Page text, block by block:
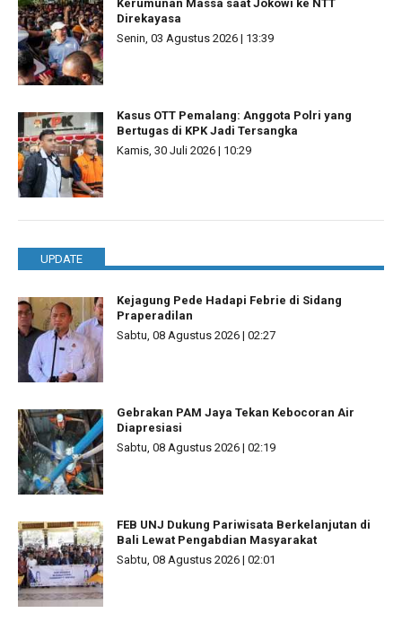
Kerumunan Massa saat Jokowi ke NTT
Direkayasa
Senin, 03 Agustus 2026 | 13:39
Kasus OTT Pemalang: Anggota Polri yang
Bertugas di KPK Jadi Tersangka
Kamis, 30 Juli 2026 | 10:29
UPDATE
Kejagung Pede Hadapi Febrie di Sidang
Praperadilan
Sabtu, 08 Agustus 2026 | 02:27
Gebrakan PAM Jaya Tekan Kebocoran Air
Diapresiasi
Sabtu, 08 Agustus 2026 | 02:19
FEB UNJ Dukung Pariwisata Berkelanjutan di
Bali Lewat Pengabdian Masyarakat
Sabtu, 08 Agustus 2026 | 02:01